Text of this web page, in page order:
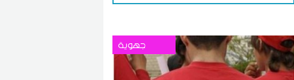
جهوية